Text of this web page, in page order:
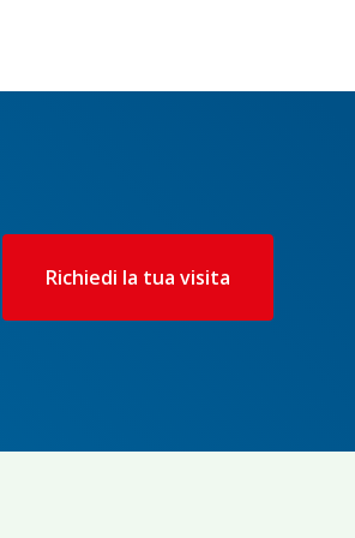
Richiedi la tua visita